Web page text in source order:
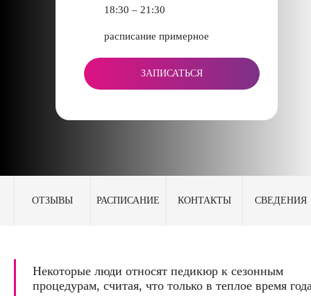
18:30 – 21:30
расписание примерное
ЗАПИСАТЬСЯ
ОТЗЫВЫ РАСПИСАНИЕ КОНТАКТЫ СВЕДЕНИЯ
Некоторые люди относят педикюр к сезонным
процедурам, считая, что только в теплое время